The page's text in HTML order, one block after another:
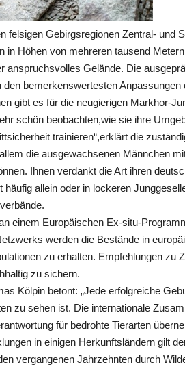
felsigen Gebirgsregionen Zentral- und
in Höhen von mehreren tausend
anspruchsvolles Gelände. Die
bemerkenswertesten Anpassungen
gibt es für die neugierigen Markhor-
schön beobachten,wie sie ihre
trainieren“,erklärt die
die ausgewachsenen Männchen
Ihnen verdankt die Art ihren
allein oder in lockeren
einem Europäischen Ex-situ-
werden die Bestände in
zu erhalten. Empfehlungen zu
zu sichern.
Kölpin betont: „Jede erfolgreiche
zu sehen ist. Die internationale
für bedrohte Tierarten
in einigen Herkunftsländern gilt
vergangenen Jahrzehnten durch